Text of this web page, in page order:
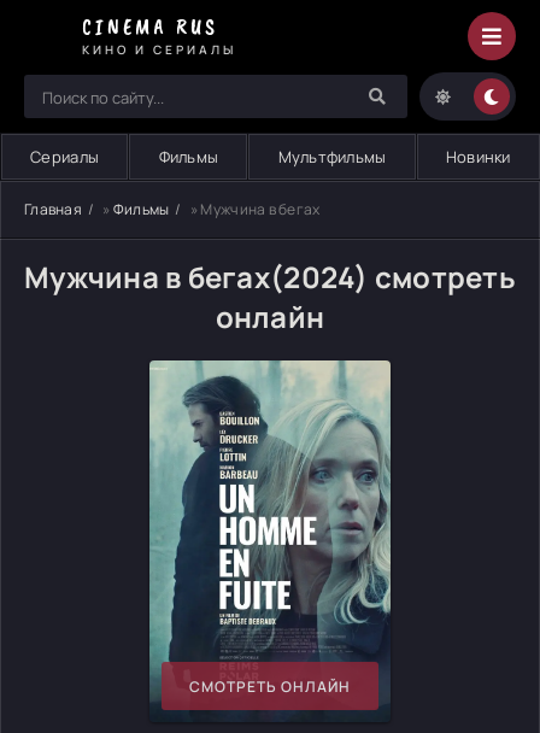
CINEMA RUS
КИНО И СЕРИАЛЫ
Сериалы Фильмы Мультфильмы Новинки
Главная » Фильмы » Мужчина в бегах
Мужчина в бегах(2024) смотреть
онлайн
СМОТРЕТЬ ОНЛАЙН